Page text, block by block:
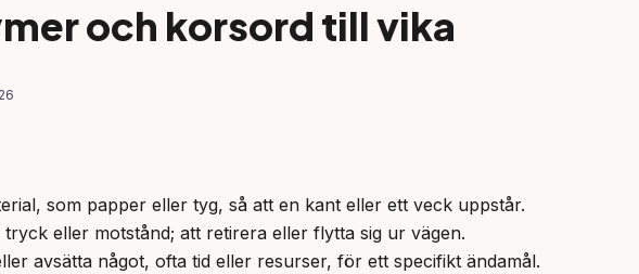
och korsord tillvika
som papper eller tyg, så att en kant eller ett veck uppstår.
eller motstånd; att retirera eller flytta sig ur vägen.
avsätta något, ofta tid eller resurser, för ett specifikt ändamål.